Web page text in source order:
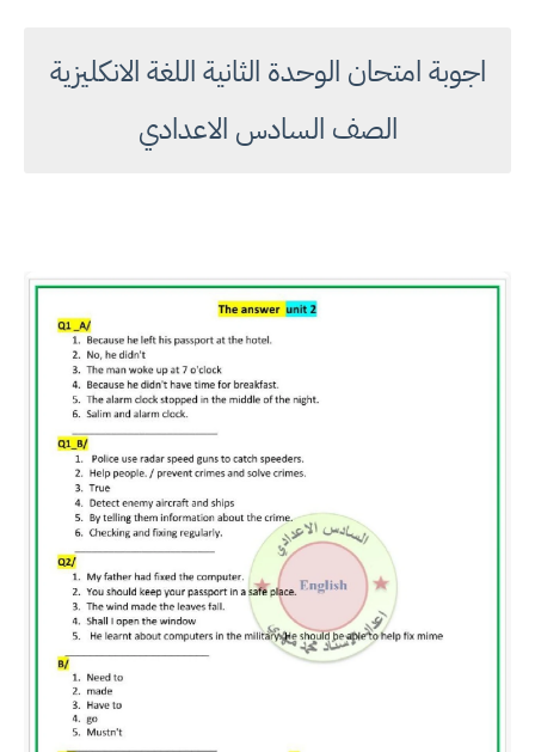
اجوبة امتحان الوحدة الثانية اللغة الانكليزية
الصف السادس الاعدادي